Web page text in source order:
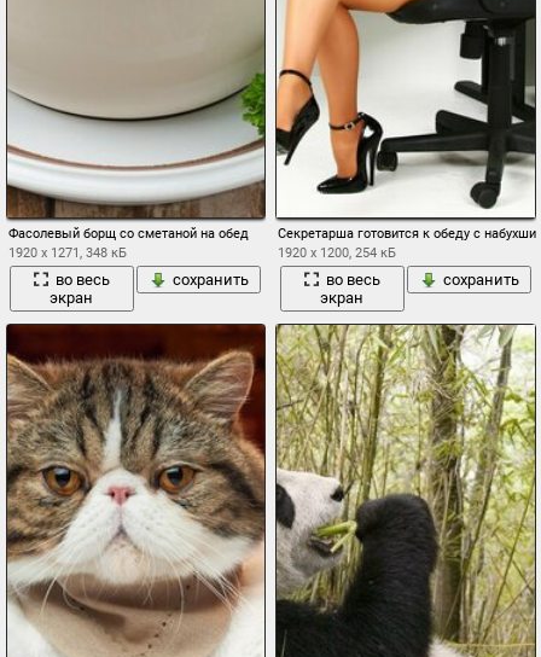
Фасолевый борщ со сметаной на обед
1920 x 1271, 348 кБ
во весь
экран
сохранить
Секретарша готовится к обеду с
1920 x 1200, 254 кБ
во весь
экран
сохранить